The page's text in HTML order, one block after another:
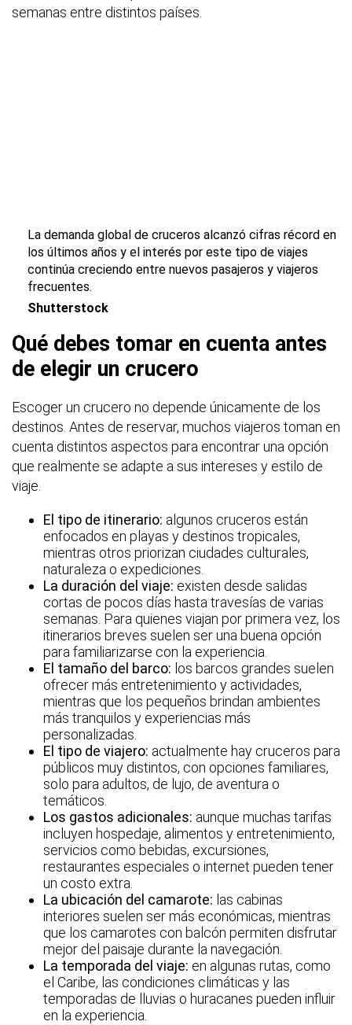
semanas entre distintos países.
La demanda global de cruceros alcanzó cifras récord en
los últimos años y el interés por este tipo de viajes
continúa creciendo entre nuevos pasajeros y viajeros
frecuentes.
Shutterstock
Qué debes tomar en cuenta antes
de elegir un crucero
Escoger un crucero no depende únicamente de los
destinos. Antes de reservar, muchos viajeros toman en
cuenta distintos aspectos para encontrar una opción
que realmente se adapte a sus intereses y estilo de
viaje.
El tipo de itinerario: algunos cruceros están
enfocados en playas y destinos tropicales,
mientras otros priorizan ciudades culturales,
naturaleza o expediciones.
La duración del viaje: existen desde salidas
cortas de pocos días hasta travesías de varias
semanas. Para quienes viajan por primera vez, los
itinerarios breves suelen ser una buena opción
para familiarizarse con la experiencia.
El tamaño del barco: los barcos grandes suelen
ofrecer más entretenimiento y actividades,
mientras que los pequeños brindan ambientes
más tranquilos y experiencias más
personalizadas.
El tipo de viajero: actualmente hay cruceros para
públicos muy distintos, con opciones familiares,
solo para adultos, de lujo, de aventura o
temáticos.
Los gastos adicionales: aunque muchas tarifas
incluyen hospedaje, alimentos y entretenimiento,
servicios como bebidas, excursiones,
restaurantes especiales o internet pueden tener
un costo extra.
La ubicación del camarote: las cabinas
interiores suelen ser más económicas, mientras
que los camarotes con balcón permiten disfrutar
mejor del paisaje durante la navegación.
La temporada del viaje: en algunas rutas, como
el Caribe, las condiciones climáticas y las
temporadas de lluvias o huracanes pueden influir
en la experiencia.